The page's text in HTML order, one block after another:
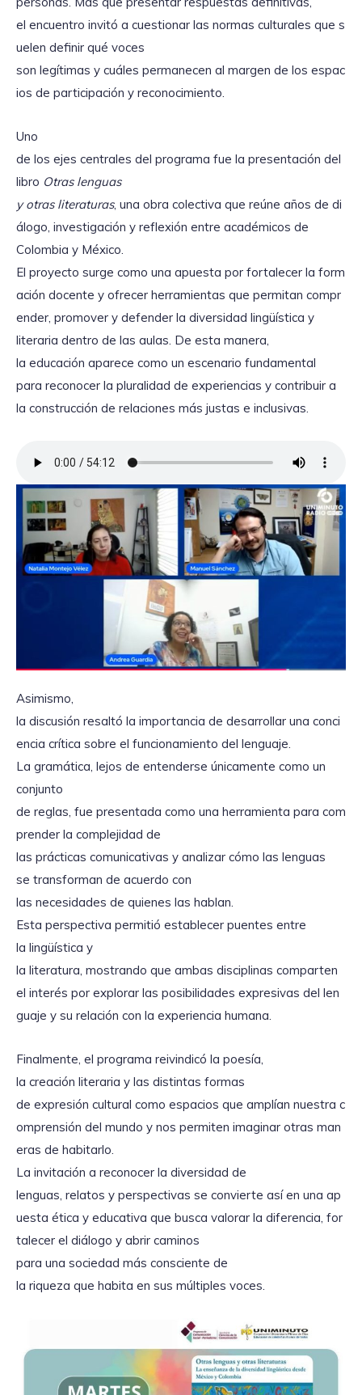
el encuentro invitó a cuestionar las normas culturales que s
uelen definir qué voces
son legítimas y cuáles permanecen al margen de los espac
ios de participación y reconocimiento.
Uno
de los ejes centrales del programa fue la presentación del
libro Otras lenguas
y otras literaturas, una obra colectiva que reúne años de di
álogo, investigación y reflexión entre académicos de
Colombia y México.
El proyecto surge como una apuesta por fortalecer la form
ación docente y ofrecer herramientas que permitan compr
ender, promover y defender la diversidad lingüística y
literaria dentro de las aulas. De esta manera,
la educación aparece como un escenario fundamental
para reconocer la pluralidad de experiencias y contribuir a
la construcción de relaciones más justas e inclusivas.
Asimismo,
la discusión resaltó la importancia de desarrollar una conci
encia crítica sobre el funcionamiento del lenguaje.
La gramática, lejos de entenderse únicamente como un
conjunto
de reglas, fue presentada como una herramienta para com
prender la complejidad de
las prácticas comunicativas y analizar cómo las lenguas
se transforman de acuerdo con
las necesidades de quienes las hablan.
Esta perspectiva permitió establecer puentes entre
la lingüística y
la literatura, mostrando que ambas disciplinas comparten
el interés por explorar las posibilidades expresivas del len
guaje y su relación con la experiencia humana.
Finalmente, el programa reivindicó la poesía,
la creación literaria y las distintas formas
de expresión cultural como espacios que amplían nuestra c
omprensión del mundo y nos permiten imaginar otras man
eras de habitarlo.
La invitación a reconocer la diversidad de
lenguas, relatos y perspectivas se convierte así en una ap
uesta ética y educativa que busca valorar la diferencia, for
talecer el diálogo y abrir caminos
para una sociedad más consciente de
la riqueza que habita en sus múltiples voces.